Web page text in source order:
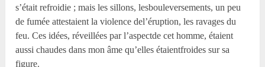
s’était refroidie ; mais les sillons, lesbouleversements, un peu
de fumée attestaient la violence del’éruption, les ravages du
feu. Ces idées, réveillées par l’aspectde cet homme, étaient
aussi chaudes dans mon âme qu’elles étaientfroides sur sa
figure.